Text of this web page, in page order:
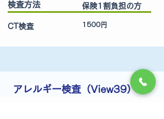
保険1割負担の方
1500円
検査方法
CT検査
アレルギー検査（View39）